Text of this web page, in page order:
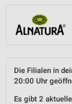
Die Filialen in
20:00 Uhr
Es gibt 2